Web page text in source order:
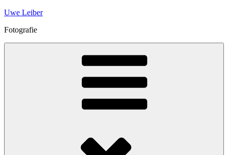
Skip
content
Uwe Leiber
Fotografie